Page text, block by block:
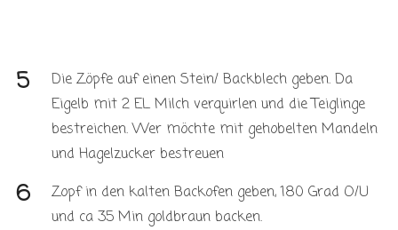
Die Zöpfe auf einen Stein/ Backblech geben. Da
Eigelb mit 2 EL Milch verquirlen und die Teiglinge
bestreichen. Wer möchte mit gehobelten Mandeln
und Hagelzucker bestreuen
Zopf in den kalten Backofen geben, 180 Grad O/U
und ca 35 Min goldbraun backen.